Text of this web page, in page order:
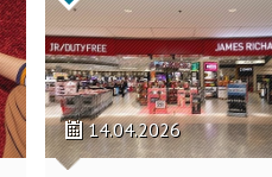
14.04.2026